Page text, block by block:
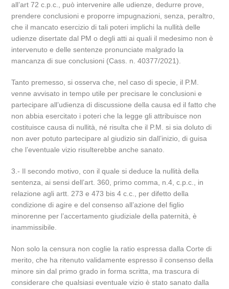
all’art 72 c.p.c., può intervenire alle udienze, dedurre prove,
prendere conclusioni e proporre impugnazioni, senza, peraltro,
che il mancato esercizio di tali poteri implichi la nullità delle
udienze disertate dal PM o degli atti ai quali il medesimo non è
intervenuto e delle sentenze pronunciate malgrado la
mancanza di sue conclusioni (Cass. n. 40377/2021).
Tanto premesso, si osserva che, nel caso di specie, il P.M.
venne avvisato in tempo utile per precisare le conclusioni e
partecipare all’udienza di discussione della causa ed il fatto che
non abbia esercitato i poteri che la legge gli attribuisce non
costituisce causa di nullità, né risulta che il P.M. si sia doluto di
non aver potuto partecipare al giudizio sin dall’inizio, di guisa
che l’eventuale vizio risulterebbe anche sanato.
3.- Il secondo motivo, con il quale si deduce la nullità della
sentenza, ai sensi dell’art. 360, primo comma, n.4, c.p.c., in
relazione agli artt. 273 e 473 bis 4 c.c., per difetto della
condizione di agire e del consenso all’azione del figlio
minorenne per l’accertamento giudiziale della paternità, è
inammissibile.
Non solo la censura non coglie la ratio espressa dalla Corte di
merito, che ha ritenuto validamente espresso il consenso della
minore sin dal primo grado in forma scritta, ma trascura di
considerare che qualsiasi eventuale vizio è stato sanato dalla